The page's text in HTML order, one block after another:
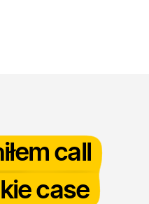
call
case